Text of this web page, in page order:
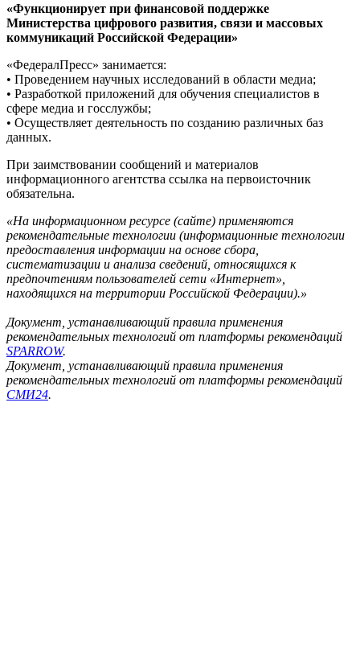
«Функционирует при финансовой поддержке
Министерства цифрового развития, связи и массовых
коммуникаций Российской Федерации»
«ФедералПресс» занимается:
• Проведением научных исследований в области медиа;
• Разработкой приложений для обучения специалистов в
сфере медиа и госслужбы;
• Осуществляет деятельность по созданию различных баз
данных.
При заимствовании сообщений и материалов
информационного агентства ссылка на первоисточник
обязательна.
«На информационном ресурсе (сайте) применяются
рекомендательные технологии (информационные технологии
предоставления информации на основе сбора,
систематизации и анализа сведений, относящихся к
предпочтениям пользователей сети «Интернет»,
находящихся на территории Российской Федерации).»
Документ, устанавливающий правила применения
рекомендательных технологий от платформы рекомендаций
SPARROW.
Документ, устанавливающий правила применения
рекомендательных технологий от платформы рекомендаций
СМИ24.